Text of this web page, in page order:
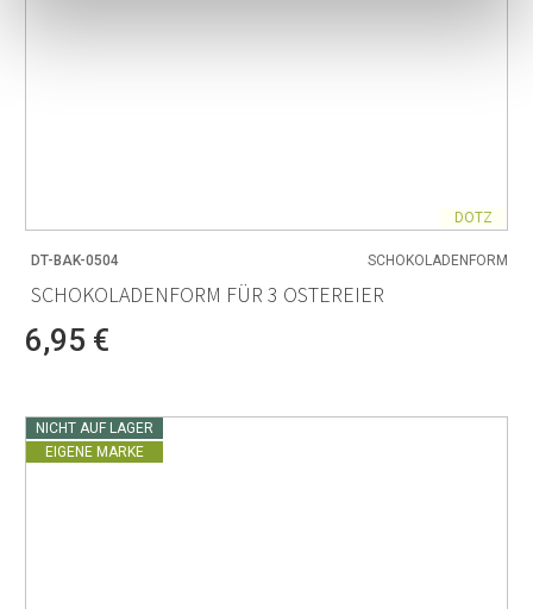
DOTZ
DT-BAK-0504 SCHOKOLADENFORM
SCHOKOLADENFORM FÜR 3 OSTEREIER
6,95 €
NICHT AUF LAGER
EIGENE MARKE